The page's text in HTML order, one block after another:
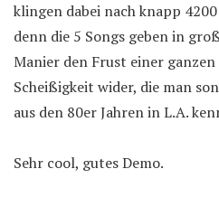
klingen dabei nach knapp
denn die 5 Songs geben in
Manier den Frust einer
Scheißigkeit wider, die man
aus den 80er Jahren in L.A.
Sehr cool, gutes Demo.